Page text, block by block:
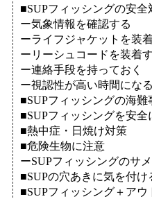
■SUPフィッシングの安全
ー気象情報を確認する
ーライフジャケットを装
ーリーシュコードを装着
ー連絡手段を持っておく
ー視認性が高い時間にな
■SUPフィッシングの海
■SUPフィッシングを安
■熱中症・日焼け対策
■危険生物に注意
ーSUPフィッシングのサ
■SUPの穴あきに気を付け
■SUPフィッシング＋アウ